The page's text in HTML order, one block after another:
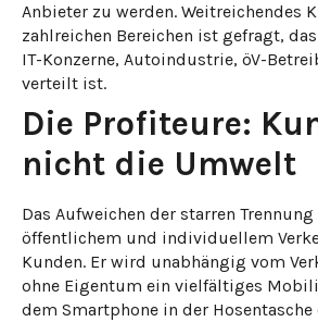
Anbieter zu werden. Weitreichendes
zahlreichen Bereichen ist gefragt,
IT-Konzerne, Autoindustrie, öV-
verteilt ist.
Die Profiteure:
nicht die Umwelt
Das Aufweichen der starren
öffentlichem und individuellem
Kunden. Er wird unabhängig vom
ohne Eigentum ein vielfältiges
dem Smartphone in der